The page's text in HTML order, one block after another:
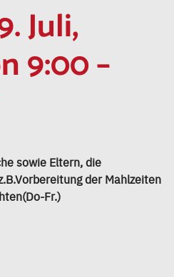
Juli,
9:00 –
sowie Eltern, die
der Mahlzeiten
Fr.)